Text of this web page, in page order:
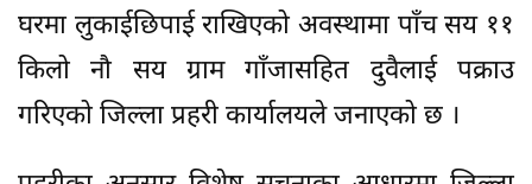
घरमा लुकाईछिपाई राखिएको अवस्थामा पाँच सय ११
किलो नौ सय ग्राम गाँजासहित दुवैलाई पक्राउ
गरिएको जिल्ला प्रहरी कार्यालयले जनाएको छ ।